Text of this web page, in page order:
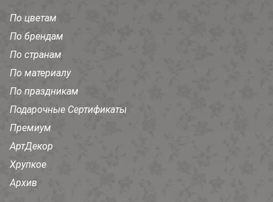
По цветам
По брендам
По странам
По материалу
По праздникам
Подарочные Сертификаты
Премиум
АртДекор
Хрупкое
Архив